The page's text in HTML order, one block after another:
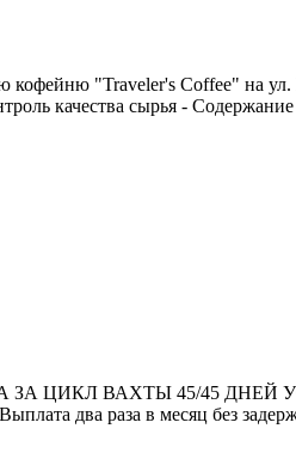
кофейню "Traveler's Coffee"
качества сырья -
ВАХТЫ 45/45 ДНЕЙ
два рaза в меcяц бeз